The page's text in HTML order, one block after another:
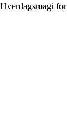
Hverdagsmagi